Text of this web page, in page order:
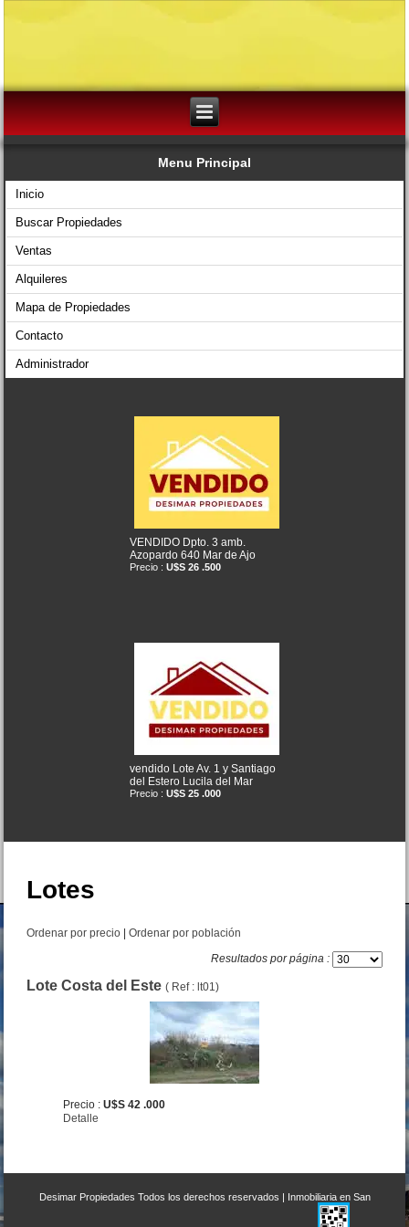
Menu Principal
Inicio
Buscar Propiedades
Ventas
Alquileres
Mapa de Propiedades
Contacto
Administrador
VENDIDO Dpto. 3 amb.
Azopardo 640 Mar de Ajo
Precio : U$S 26 .500
vendido Lote Av. 1 y Santiago
del Estero Lucila del Mar
Precio : U$S 25 .000
Casa 3 amb. Av. Mitre esq.
Rosas San Rafael
Precio :U$S 90 .000
Lotes
Ordenar por precio |Ordenar por población
Resultados por página :
Lote Costa del Este( Ref : lt01)
Precio :U$S 42 .000
Detalle
Desimar Propiedades Todos los derechos reservados | Inmobiliaria en San